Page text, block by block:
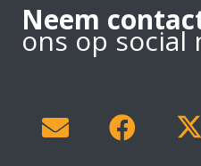
Neem
ons op social